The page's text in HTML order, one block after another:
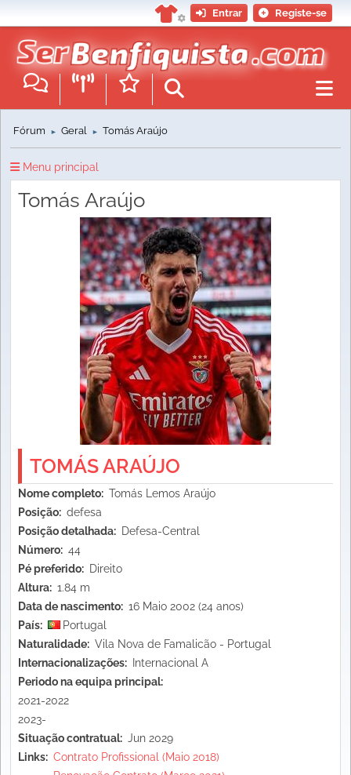
Entrar Registe-se
Fórum ► Geral ► Tomás Araújo
Menu principal
Tomás Araújo
TOMÁS ARAÚJO
Nome completo
Tomás Lemos Araújo
Posição
defesa
Posição detalhada
Defesa-Central
Número
44
Pé preferido
Direito
Altura
1.84 m
Data de nascimento
16 Maio 2002 (24 anos)
País
Portugal
Naturalidade
Vila Nova de Famalicão - Portugal
Internacionalizações
Internacional A
Periodo na equipa principal
2021-2022
2023-
Situação contratual
Jun 2029
Links
Contrato Profissional (Maio 2018)